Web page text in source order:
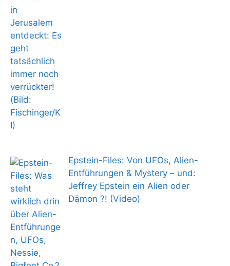
Epstein-Files: Von UFOs, Alien-
Entführungen & Mystery – und:
Jeffrey Epstein ein Alien oder
Dämon ?! (Video)